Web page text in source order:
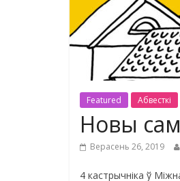
Featured Абвесткі
Новы
Верасень 26, 2019
4 кастрычніка ў